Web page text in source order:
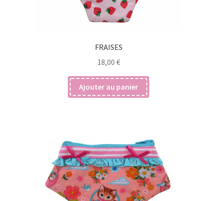
FRAISES
18,00 €
Ajouter au panier